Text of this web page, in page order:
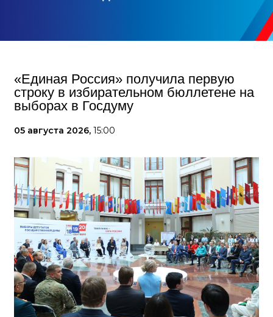
«Единая Россия» получила первую
строку в избирательном бюллетене на
выборах в Госдуму
05 августа 2026, 15:00